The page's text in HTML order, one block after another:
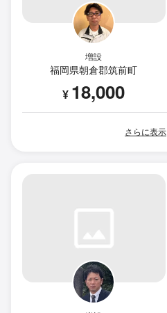
増設
福岡県朝倉郡筑前町
¥ 18,000
さらに表示